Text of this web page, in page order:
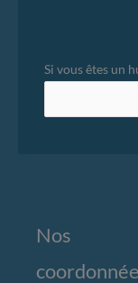
Si vous êtes un
Nos